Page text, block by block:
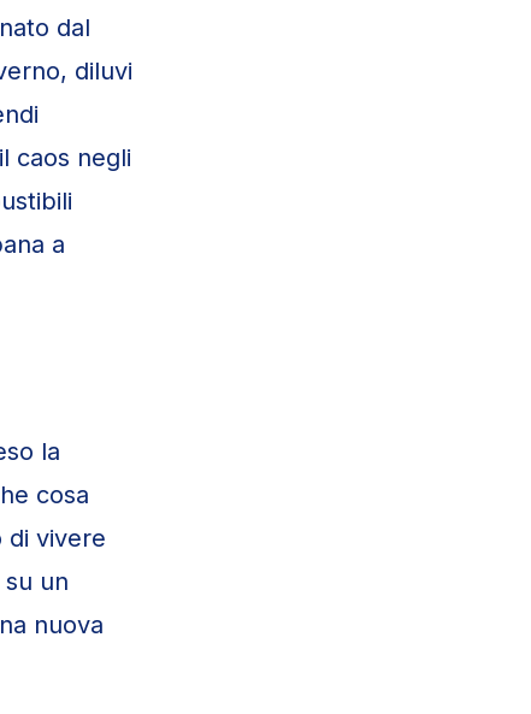
dal
diluvi
caos negli
a
la
cosa
di vivere
un
nuova